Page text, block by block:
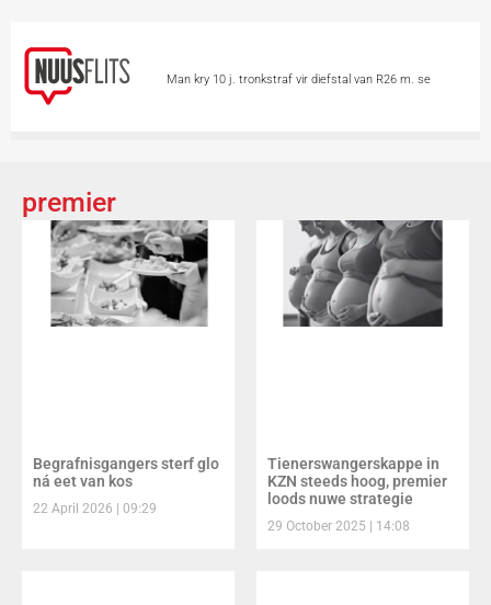
Man kry 10 j. tronkstraf vir diefstal van R26 m. se
minstens 6 lewens Vandag is Internasionale
Katdag Groter borste ‘n voordeel op 2
wiele? Skieters teiken 2 vroue in motor
premier
Begrafnisgangers sterf glo
ná eet van kos
22 April 2026 09:29
Tienerswangerskappe in
KZN steeds hoog, premier
loods nuwe strategie
29 October 2025 14:08